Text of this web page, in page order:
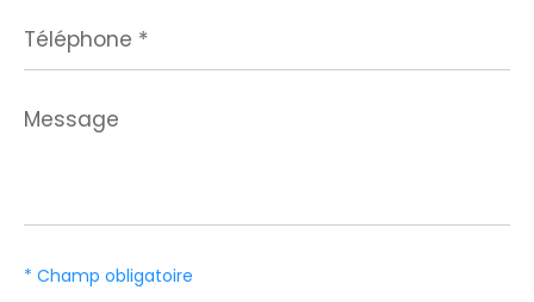
*
Message
*
* Champ obligatoire